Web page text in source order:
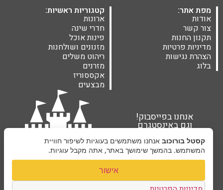
מפת אתר:
אודות
צור קשר
תקנון החנות
מדיניות פרטיות
הצהרת נגישות
בלוג
קטגוריות ראשיות:
ארונות
חדרי שינה
פינות אוכל
מזנונים ושולחנות
ריהוט משלים
מזרנים
אקססוריז
מבצעים
אנחנו בפייסבוק!
וגם באינסטגרם
קסטל בורוכוב אנחנו משתמשים בעוגיות לשיפור חוויית
המשתמש. בהמשך שימושך באתר, אתה מקבל עוגיות.
אישור